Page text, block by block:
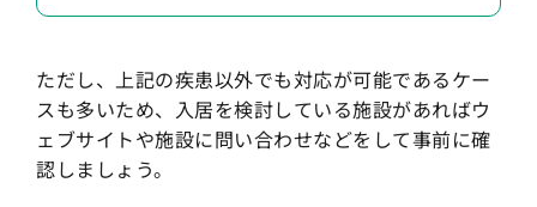
ただし、上記の疾患以外でも対応が可能であるケー
スも多いため、入居を検討している施設があればウ
ェブサイトや施設に問い合わせなどをして事前に確
認しましょう。